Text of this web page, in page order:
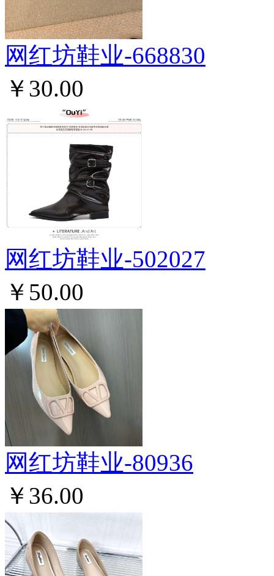
网红坊鞋业-668830
￥30.00
网红坊鞋业-502027
￥50.00
网红坊鞋业-80936
￥36.00